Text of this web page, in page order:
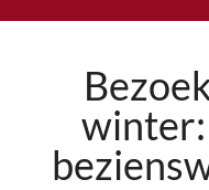
winter: